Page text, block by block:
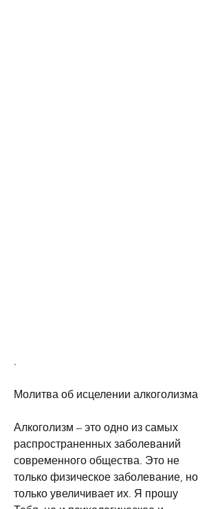
.
Молитва об исцелении алкоголизма
Алкоголизм – это одно из самых
распространенных заболеваний
современного общества. Это не
только физическое заболевание, но
только увеличивает их. Я прошу